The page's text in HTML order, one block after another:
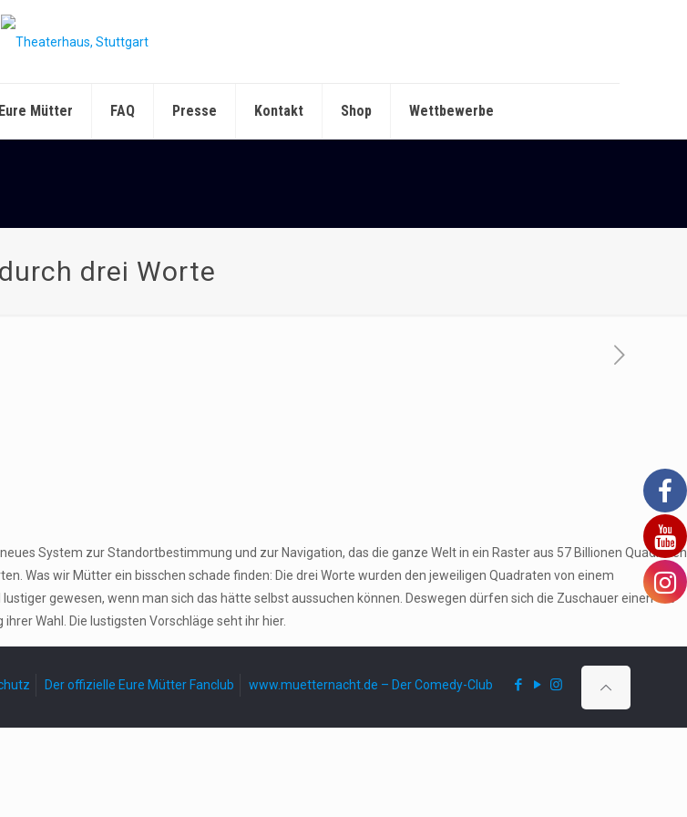
Eure Mütter FAQ Presse Kontakt Shop Wettbewerbe
drei Worte
System zur Standortbestimmung und zur Navigation, das die ganze Welt in ein Raster aus 57 Billionen Quadraten
Was wir Mütter ein bisschen schade finden: Die drei Worte wurden den jeweiligen Quadraten von einem
gewesen, wenn man sich das hätte selbst aussuchen können. Deswegen dürfen sich die Zuschauer einen Ort
Wahl. Die lustigsten Vorschläge seht ihr hier.
Der offizielle Eure Mütter Fanclub www.muetternacht.de – Der Comedy-Club